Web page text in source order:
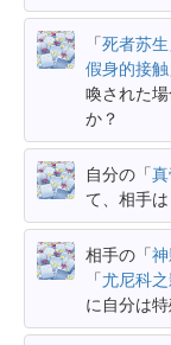
「死者苏生
假身的接触
喚された
か？
自分の「
て、相手
相手の「
「尤尼科
に自分は